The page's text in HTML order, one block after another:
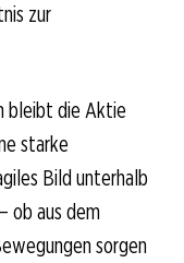
zur
bleibt die Aktie
starke
Bild unterhalb
ob aus dem
sorgen